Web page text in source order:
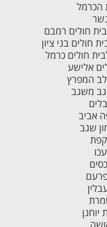
הכרמל
חולים רמבם
חולים בני ציון
חולים כרמל
אלישע
המפרץ
משגב
אביב
שגב